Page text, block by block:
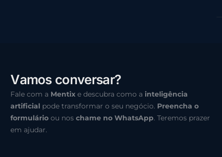
Vamos conversar?
Fale com a Mentix e descubra como a inteligência
artificial pode transformar o seu negócio. Preencha o
formulário ou noschame no WhatsApp. Teremos prazer
em ajudar.